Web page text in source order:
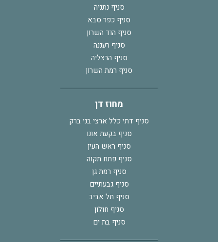
סניף נתניה
סניף כפר סבא
סניף הוד השרון
סניף רעננה
סניף הרצליה
סניף רמת השרון
מחוז דן
סניף דתי כלל ארצי בני ברק
סניף בקעת אונו
סניף ראש העין
סניף פתח תקוה
סניף רמת גן
סניף גבעתיים
סניף תל אביב
סניף חולון
סניף בת ים